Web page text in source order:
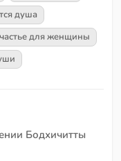
душа
для женщины
Бодхичитты